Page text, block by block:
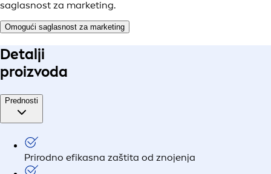
saglasnost za marketing.
Omogući saglasnost za marketing
Detalji
proizvoda
Prednosti
Prirodno efikasna zaštita od znojenja